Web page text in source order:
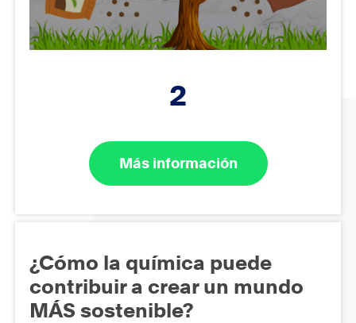
2
Más información
¿Cómo la química puede
contribuir a crear un mundo
MÁS sostenible?